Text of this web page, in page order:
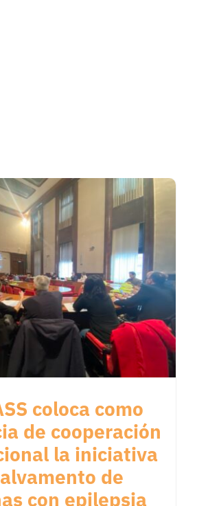
coloca como
de cooperación
la iniciativa
de
con epilepsia